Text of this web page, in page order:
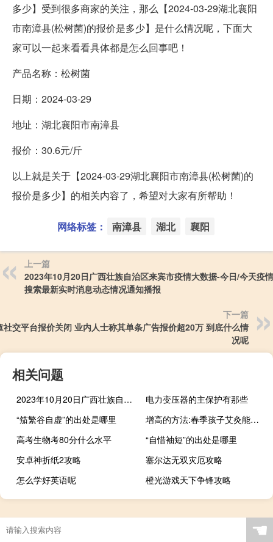
多少】受到很多商家的关注，那么【2024-03-29湖北襄阳
市南漳县(松树菌)的报价是多少】是什么情况呢，下面大
家可以一起来看看具体都是怎么回事吧！
产品名称：松树菌
日期：2024-03-29
地址：湖北襄阳市南漳县
报价：30.6元/斤
以上就是关于【2024-03-29湖北襄阳市南漳县(松树菌)的
报价是多少】的相关内容了，希望对大家有所帮助！
网络标签： 南漳县 湖北 襄阳
上一篇
2023年10月20日广西壮族自治区来宾市疫情大数据-今日/今天疫
搜索最新实时消息动态情况通知播报
下一篇
社交平台报价关闭 业内人士称其单条广告报价超20万 到底什么情
况呢
相关问题
2023年10月20日广西壮族自治区来宾市疫情大数据-今日/今天疫情全网搜索最新实时消息动态情况通知播报
电力变压器的主保护有那些
“笳繁谷自虚”的出处是哪里
增高的方法:春季孩子艾灸能增高吗
高考生物考80分什么水平
“自惜袖短”的出处是哪里
安卓神折纸2攻略
塞尔达无双灾厄攻略
怎么学好英语呢
橙光游戏天下争锋攻略
☚